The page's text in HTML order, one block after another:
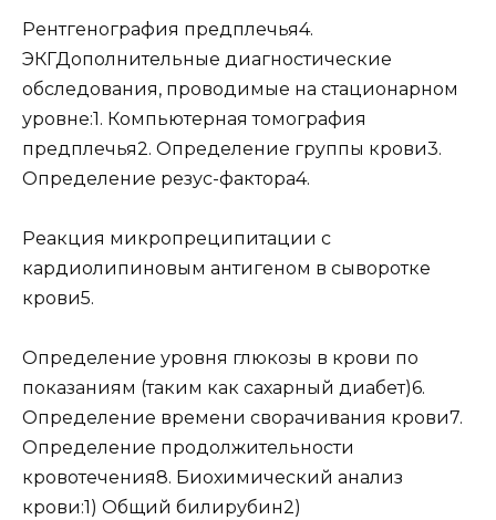
Рентгенография предплечья4.
ЭКГДополнительные диагностические
обследования, проводимые на стационарном
уровне:1. Компьютерная томография
предплечья2. Определение группы крови3.
Определение резус-фактора4.
Реакция микропреципитации с
кардиолипиновым антигеном в сыворотке
крови5.
Определение уровня глюкозы в крови по
показаниям (таким как сахарный диабет)6.
Определение времени сворачивания крови7.
Определение продолжительности
кровотечения8. Биохимический анализ
крови:1) Общий билирубин2)